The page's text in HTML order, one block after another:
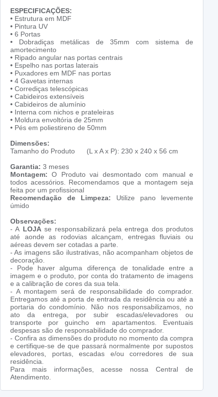
ESPECIFICAÇÕES:
• Estrutura em MDF
• Pintura UV
• 6 Portas
• Dobradiças metálicas de 35mm com sistema de
amortecimento
• Ripado angular nas portas centrais
• Espelho nas portas laterais
• Puxadores em MDF nas portas
• 4 Gavetas internas
• Corrediças telescópicas
• Cabideiros extensíveis
• Cabideiros de alumínio
• Interna com nichos e prateleiras
• Moldura envoltória de 25mm
• Pés em poliestireno de 50mm
Dimensões:
Tamanho do Produto (L x A x P): 230 x 240 x 56 cm
Garantia: 3 meses
Montagem: O Produto vai desmontado com manual e
todos acessórios. Recomendamos que a montagem seja
feita por um profissional
Recomendação de Limpeza: Utilize pano levemente
úmido
Observações:
- A LOJAse responsabilizará pela entrega dos produtos
até aonde as rodovias alcançam, entregas fluviais ou
aéreas devem ser cotadas a parte.
- As imagens são ilustrativas, não acompanham objetos de
decoração.
- Pode haver alguma diferença de tonalidade entre a
imagem e o produto, por conta do tratamento de imagens
e a calibração de cores da sua tela.
- A montagem será de responsabilidade do comprador.
Entregamos até a porta de entrada da residência ou até a
portaria do condomínio. Não nos responsabilizamos, no
ato da entrega, por subir escadas/elevadores ou
transporte por guincho em apartamentos. Eventuais
despesas são de responsabilidade do comprador.
- Confira as dimensões do produto no momento da compra
e certifique-se de que passará normalmente por supostos
elevadores, portas, escadas e/ou corredores de sua
residência.
Para mais informações, acesse nossa Central de
Atendimento.